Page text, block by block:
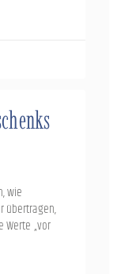
wie
übertragen,
„vor